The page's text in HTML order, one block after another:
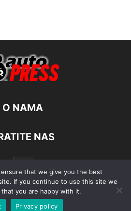
O NAMA
NAS
- Sva prava pridržana.
that we give you the best
If you continue to use this site we
that you are happy with it.
Privacy policy